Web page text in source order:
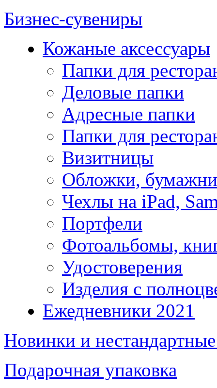
Бизнес-сувениры
Кожаные аксессуары
Папки для
Деловые папки
Адресные папки
Папки для
Визитницы
Обложки,
Чехлы на iPad,
Портфели
Фотоальбомы,
Удостоверения
Изделия с
Ежедневники 2021
Новинки и
Подарочная упаковка